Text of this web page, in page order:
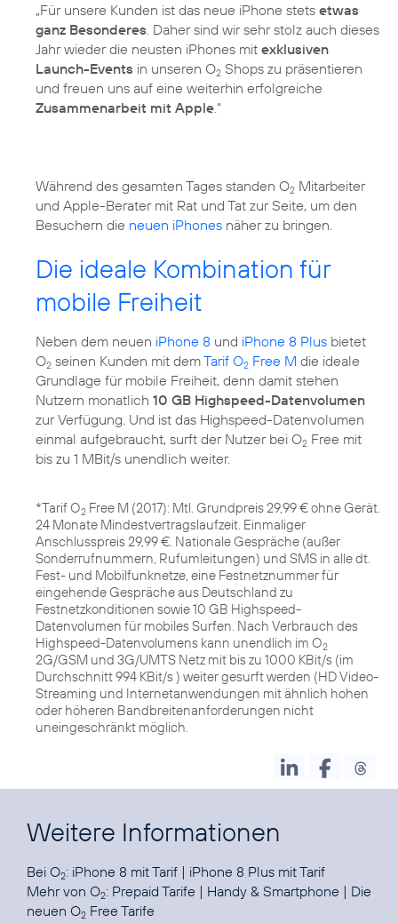
„Für unsere Kunden ist das neue iPhone stets etwas
ganz Besonderes. Daher sind wir sehr stolz auch dieses
Jahr wieder die neusten iPhones mit exklusiven
Launch-Events in unseren O2 Shops zu präsentieren
und freuen uns auf eine weiterhin erfolgreiche
Zusammenarbeit mit Apple.“
Während des gesamten Tages standen O2 Mitarbeiter
und Apple-Berater mit Rat und Tat zur Seite, um den
Besuchern die neuen iPhones näher zu bringen.
Die ideale Kombination für
mobile Freiheit
Neben dem neuen iPhone 8 und iPhone 8 Plus bietet
O2 seinen Kunden mit demTarif O2 Free M die ideale
Grundlage für mobile Freiheit, denn damit stehen
Nutzern monatlich 10 GB Highspeed-Datenvolumen
zur Verfügung. Und ist das Highspeed-Datenvolumen
einmal aufgebraucht, surft der Nutzer bei O2 Free mit
bis zu 1 MBit/s unendlich weiter.
*Tarif O2 Free M (2017): Mtl. Grundpreis 29,99 € ohne Gerät.
24 Monate Mindestvertragslaufzeit. Einmaliger
Anschlusspreis 29,99 €. Nationale Gespräche (außer
Sonderrufnummern, Rufumleitungen) und SMS in alle dt.
Fest- und Mobilfunknetze, eine Festnetznummer für
eingehende Gespräche aus Deutschland zu
Festnetzkonditionen sowie 10 GB Highspeed-
Datenvolumen für mobiles Surfen. Nach Verbrauch des
Highspeed-Datenvolumens kann unendlich im O2
2G/GSM und 3G/UMTS Netz mit bis zu 1000 KBit/s (im
Durchschnitt 994 KBit/s ) weiter gesurft werden (HD Video-
Streaming und Internetanwendungen mit ähnlich hohen
oder höheren Bandbreitenanforderungen nicht
uneingeschränkt möglich.
Weitere Informationen
Bei O2: iPhone 8 mit Tarif | iPhone 8 Plus mit Tarif
Mehr von O2: Prepaid Tarife | Handy & Smartphone | Die
neuen O2 Free Tarife